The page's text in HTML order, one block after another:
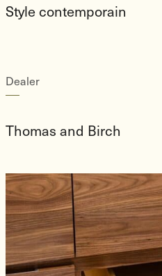
Style contemporain
Dealer
Thomas and Birch